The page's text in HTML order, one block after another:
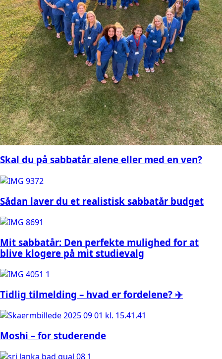
Skal du på sabbatår alene eller med en ven?
Sådan laver du et realistisk sabbatår budget
Mit sabbatår: Den perfekte mulighed for at
blive klogere på mit studievalg
Tidlig tilmelding – hvad er fordelene? ✈️
Moshi – for studerende